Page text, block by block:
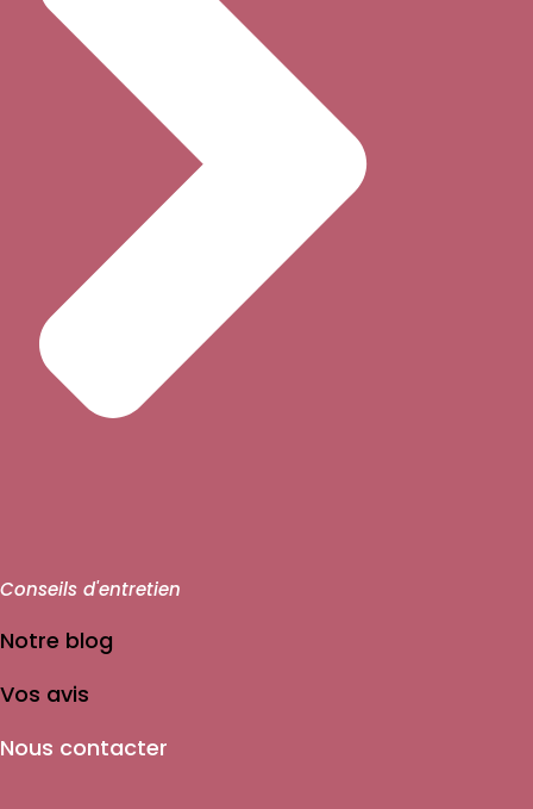
Conseils d'entretien
Notre blog
Vos avis
Nous contacter